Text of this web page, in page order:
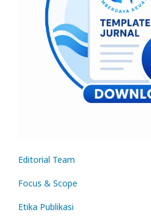
Editorial Team
Focus & Scope
Etika Publikasi